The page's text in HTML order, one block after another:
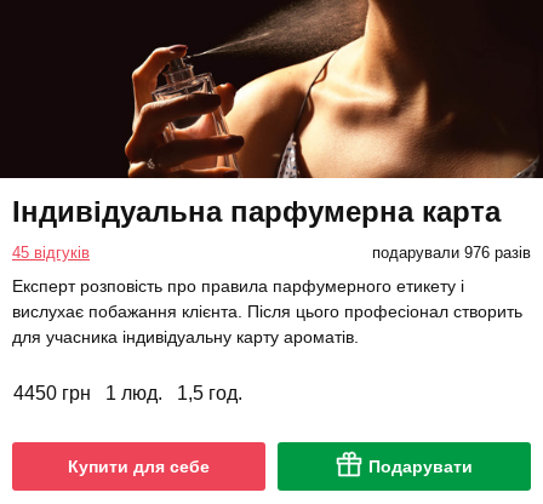
Індивідуальна парфумерна карта
45 відгуків подарували 976 разів
Експерт розповість про правила парфумерного етикету і
вислухає побажання клієнта. Після цього професіонал створить
для учасника індивідуальну карту ароматів.
4450 грн 1 люд. 1,5 год.
Купити для себе Подарувати